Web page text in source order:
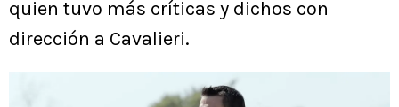
quien tuvo más críticas y dichos con
dirección a Cavalieri.